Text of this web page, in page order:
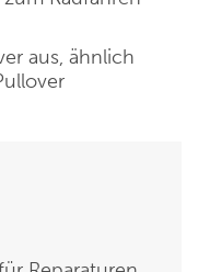
aus, ähnlich